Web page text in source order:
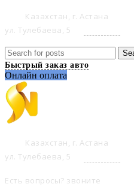
Казахстан, г. Астана
ул. Тулебаева, 5
Быстрый заказ авто
Онлайн оплата
Казахстан, г. Астана
ул. Тулебаева, 5
Есть вопросы? звоните